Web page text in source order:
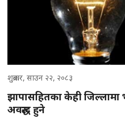
शुक्रबार, साउन २२, २०८३
झापासहितका केही जिल्लामा
अवरुद्ध हुने